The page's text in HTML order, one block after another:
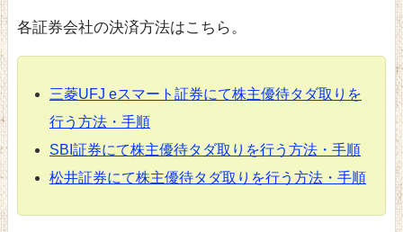
各証券会社の決済方法はこちら。
三菱UFJ eスマート証券にて株主優待タダ取りを
行う方法・手順
SBI証券にて株主優待タダ取りを行う方法・手順
松井証券にて株主優待タダ取りを行う方法・手順